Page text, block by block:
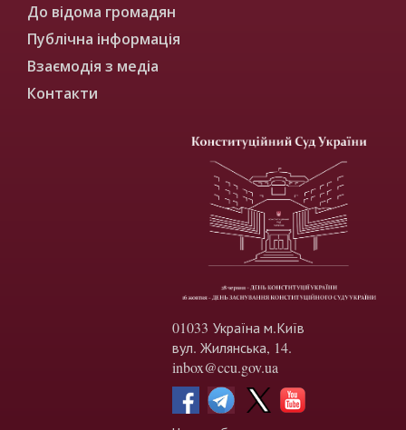
До відома громадян
Публічна інформація
Взаємодія з медіа
Контакти
01033 Україна м.Київ
вул. Жилянська, 14.
inbox@ccu.gov.ua